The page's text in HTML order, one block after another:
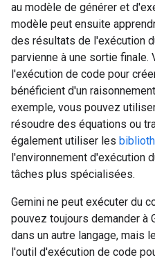
au modèle de générer et
modèle peut ensuite
des résultats de l'exécution
parvienne à une sortie
l'exécution de code pour
bénéficient d'un
exemple, vous pouvez
résoudre des équations ou
également utiliser les
l'environnement d'exécution
tâches plus spécialisées.
Gemini ne peut exécuter du
pouvez toujours demander à
dans un autre langage, mais
l'outil d'exécution de code